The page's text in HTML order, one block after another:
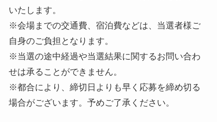
いたします。
※会場までの交通費、宿泊費などは、当選者様ご
自身のご負担となります。
※当選の途中経過や当選結果に関するお問い合わ
せは承ることができません。
※都合により、締切日よりも早く応募を締め切る
場合がございます。予めご了承ください。